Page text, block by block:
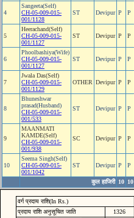
4
Sangeeta(Self)
CH-05-009-015-
001/1128
ST Devipur P P
5
Heerachand(Self)
CH-05-009-015-
001/1127
ST Devipur P P
6
Phoolbashiya(Wife)
CH-05-009-015-
001/1127
ST Devipur P P
7
Jwala Das(Self)
CH-05-009-015-
001/1129
OTHER Devipur P P
8
Bhuneshwar
prasad(Husband)
CH-05-009-015-
001/533
ST Devipur P P
9
MAANMATI
KAMDE(Self)
CH-05-009-015-
001/938
SC Devipur P P
10
Seema Singh(Self)
CH-05-009-015-
001/1042
ST Devipur P P
कुल हाजिरी 10 10
वर्ग प्रदाय राशि(In Rs.)
प्रदाय राशि अनुसूचित जाति
1326